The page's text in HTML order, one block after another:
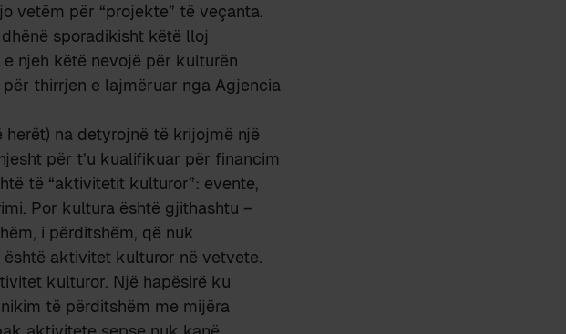
vetëm për “projekte” të veçanta.
sporadikisht këtë lloj
njeh këtë nevojë për kulturën
thirrjen e lajmëruar nga Agjencia
na detyrojnë të krijojmë një
për t’u kualifikuar për financim
të “aktivitetit kulturor”: evente,
Por kultura është gjithashtu –
i përditshëm, që nuk
aktivitet kulturor në vetvete.
kulturor. Një hapësirë ku
të përditshëm me mijëra